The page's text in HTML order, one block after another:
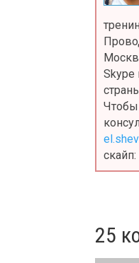
Skype
Чтобы
скайп:
25